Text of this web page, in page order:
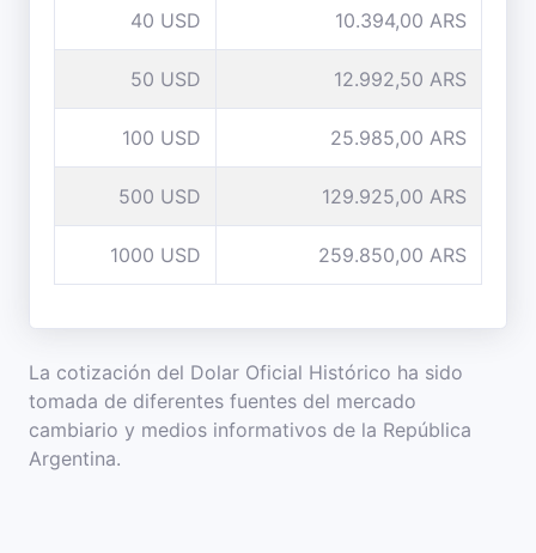
40 USD 10.394,00 ARS
50 USD 12.992,50 ARS
100 USD 25.985,00 ARS
500 USD 129.925,00 ARS
1000 USD 259.850,00 ARS
La cotización del Dolar Oficial Histórico ha sido
tomada de diferentes fuentes del mercado
cambiario y medios informativos de la República
Argentina.